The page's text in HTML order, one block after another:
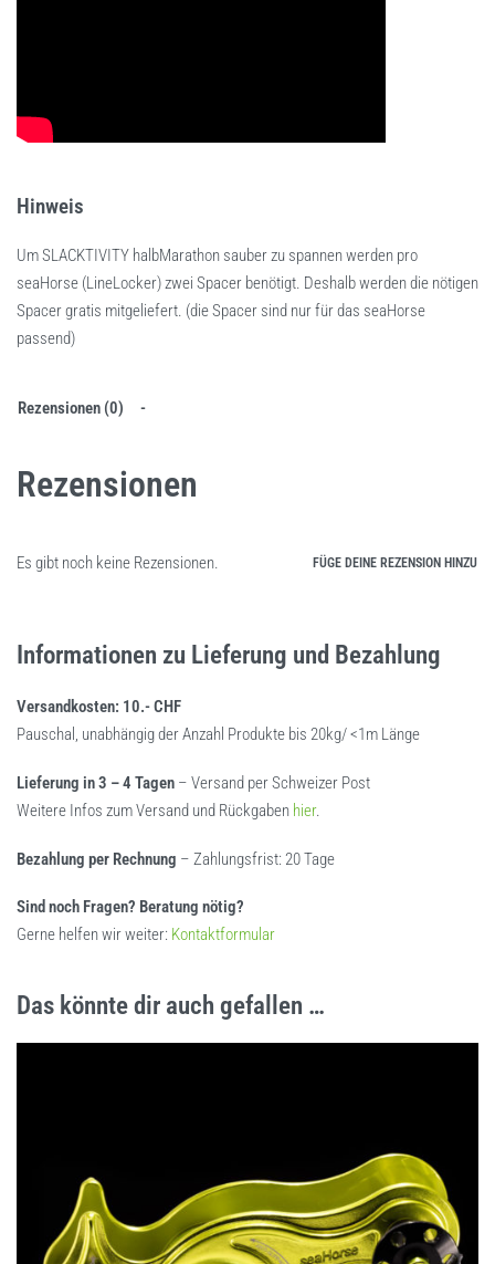
Hinweis
Um SLACKTIVITY halbMarathon sauber zu spannen werden pro
seaHorse (LineLocker) zwei Spacer benötigt. Deshalb werden die nötigen
Spacer gratis mitgeliefert. (die Spacer sind nur für das seaHorse
passend)
Rezensionen (0)
Rezensionen
Es gibt noch keine Rezensionen. FÜGE DEINE REZENSION HINZU
Informationen zu Lieferung und Bezahlung
Versandkosten: 10.- CHF
Pauschal, unabhängig der Anzahl Produkte bis 20kg/ <1m Länge
Lieferung in 3 – 4 Tagen – Versand per Schweizer Post
Weitere Infos zum Versand und Rückgaben hier.
Bezahlung per Rechnung – Zahlungsfrist: 20 Tage
Sind noch Fragen? Beratung nötig?
Gerne helfen wir weiter: Kontaktformular
Das könnte dir auch gefallen …